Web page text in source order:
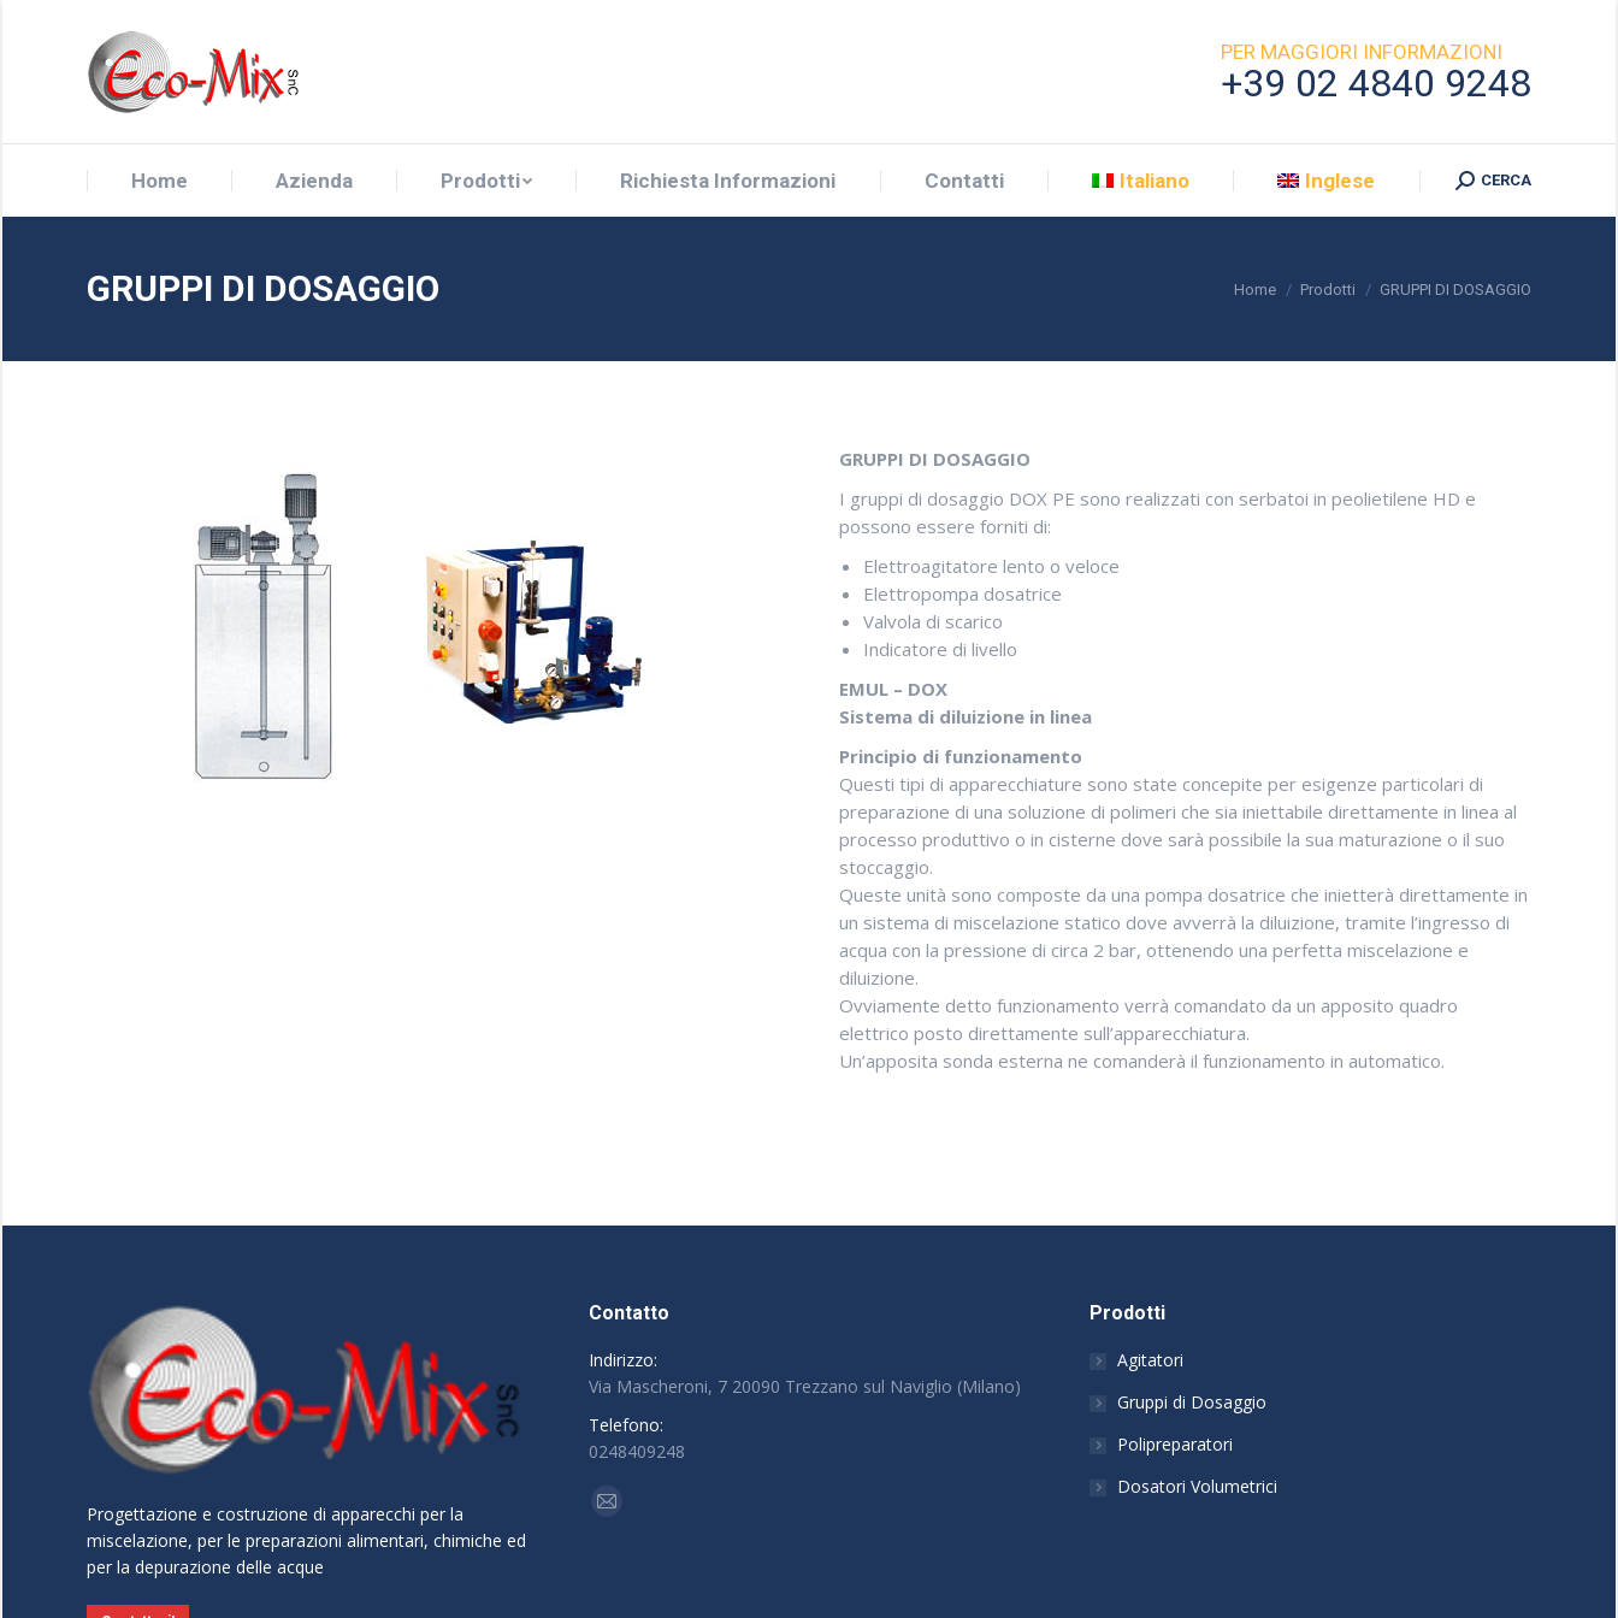
PER MAGGIORI INFORMAZIONI
+39 02 4840 9248
Home Azienda Prodotti Richiesta Informazioni Contatti Italiano Inglese Search:
CERCA
GRUPPI DI DOSAGGIO You are here:
Home Prodotti GRUPPI DI DOSAGGIO
GRUPPI DI DOSAGGIO
I gruppi di dosaggio DOX PE sono realizzati con serbatoi in peolietilene HD e
possono essere forniti di:
Elettroagitatore lento o veloce
Elettropompa dosatrice
Valvola di scarico
Indicatore di livello
EMUL – DOX
Sistema di diluizione in linea
Principio di funzionamento
Questi tipi di apparecchiature sono state concepite per esigenze particolari di
preparazione di una soluzione di polimeri che sia iniettabile direttamente in linea al
processo produttivo o in cisterne dove sarà possibile la sua maturazione o il suo
stoccaggio.
Queste unità sono composte da una pompa dosatrice che inietterà direttamente in
un sistema di miscelazione statico dove avverrà la diluizione, tramite l’ingresso di
acqua con la pressione di circa 2 bar, ottenendo una perfetta miscelazione e
diluizione.
Ovviamente detto funzionamento verrà comandato da un apposito quadro
elettrico posto direttamente sull’apparecchiatura.
Un’apposita sonda esterna ne comanderà il funzionamento in automatico.
Progettazione e costruzione di apparecchi per la
miscelazione, per le preparazioni alimentari, chimiche ed
per la depurazione delle acque
Contatto
Indirizzo:
Via Mascheroni, 7 20090 Trezzano sul Naviglio (Milano)
Telefono:
0248409248
Find us on:
Mail
Prodotti
Agitatori
Gruppi di Dosaggio
Polipreparatori
Dosatori Volumetrici